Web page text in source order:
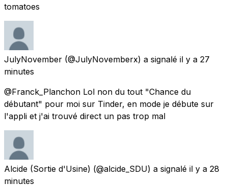
tomatoes
JulyNovember (@JulyNovemberx) a signalé il y a 27
minutes
@Franck_Planchon Lol non du tout "Chance du
débutant" pour moi sur Tinder, en mode je débute sur
l'appli et j'ai trouvé direct un pas trop mal
Alcide (Sortie d'Usine) (@alcide_SDU) a signalé il y a 28
minutes